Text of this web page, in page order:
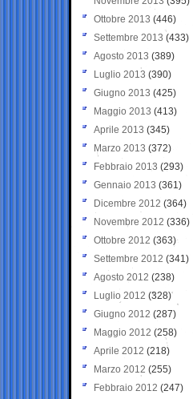
Ottobre 2013 (446)
Settembre 2013 (433)
Agosto 2013 (389)
Luglio 2013 (390)
Giugno 2013 (425)
Maggio 2013 (413)
Aprile 2013 (345)
Marzo 2013 (372)
Febbraio 2013 (293)
Gennaio 2013 (361)
Dicembre 2012 (364)
Novembre 2012 (336)
Ottobre 2012 (363)
Settembre 2012 (341)
Agosto 2012 (238)
Luglio 2012 (328)
Giugno 2012 (287)
Maggio 2012 (258)
Aprile 2012 (218)
Marzo 2012 (255)
Febbraio 2012 (247)